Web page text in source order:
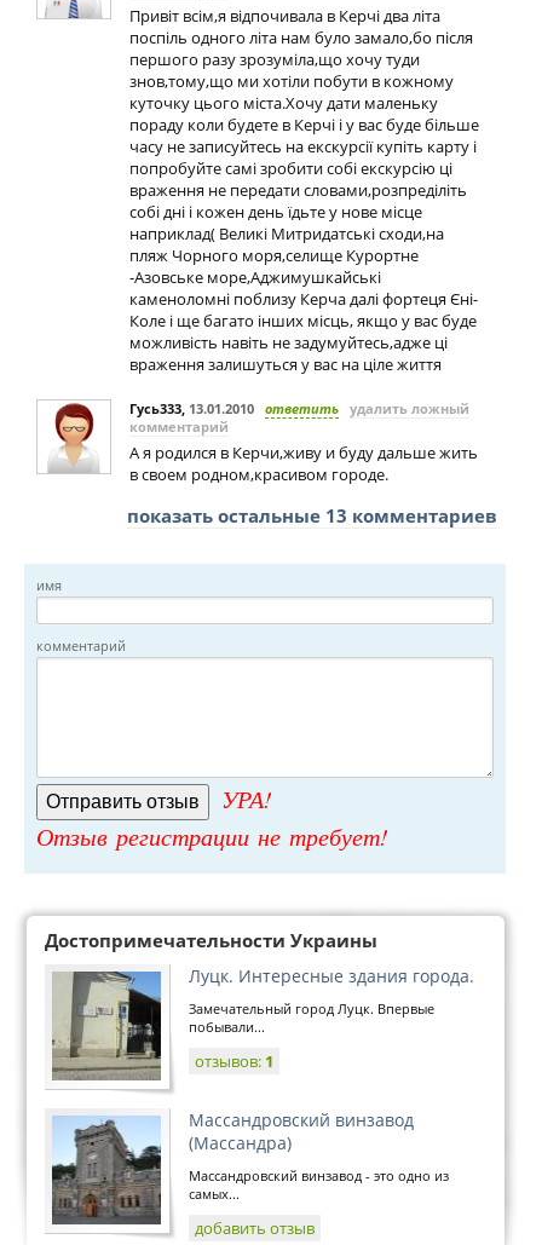
Привіт всім,я відпочивала в Керчі два літа
поспіль одного літа нам було замало,бо після
першого разу зрозуміла,що хочу туди
знов,тому,що ми хотіли побути в кожному
куточку цього міста.Хочу дати маленьку
пораду коли будете в Керчі і у вас буде більше
часу не записуйтесь на екскурсії купіть карту і
попробуйте самі зробити собі екскурсію ці
враження не передати словами,розпреділіть
собі дні і кожен день їдьте у нове місце
наприклад( Великі Митридатські сходи,на
пляж Чорного моря,селище Курортне
-Азовське море,Аджимушкайські
каменоломні поблизу Керча далі фортеця Єні-
Коле і ще багато інших місць, якщо у вас буде
можливість навіть не задумуйтесь,адже ці
враження залишуться у вас на ціле життя
Гусь333, 13.01.2010 ответить удалить ложный
комментарий
А я родился в Керчи,живу и буду дальше жить
в своем родном,красивом городе.
показать остальные 13 комментариев
имя
комментарий
УРА!
Отзыв регистрации не требует!
Достопримечательности Украины
Луцк. Интересные здания города.
Замечательный город Луцк. Впервые
побывали...
отзывов: 1
Массандровский винзавод
(Массандра)
Массандровский винзавод - это одно из
самых...
добавить отзыв